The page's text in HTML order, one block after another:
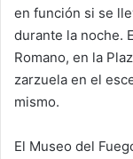
en función si se
durante la noche.
Romano, en la
zarzuela en el
mismo.
El Museo del